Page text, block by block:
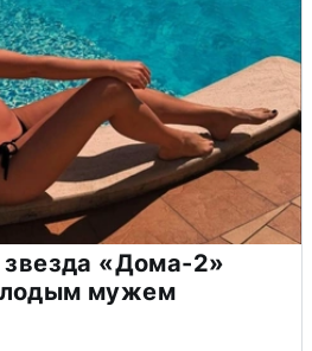
звезда «Дома-2»
мужем